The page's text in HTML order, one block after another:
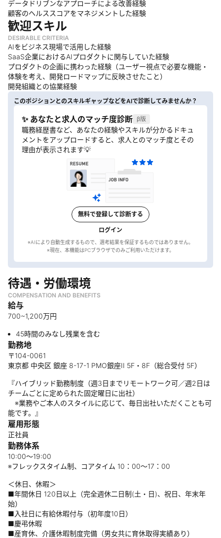
データドリブンなアプローチによる改善経験
顧客のヘルススコアをマネジメントした経験
歓迎スキル
DESIRABLE CRITERIA
AIをビジネス現場で活用した経験
SaaS企業におけるAIプロダクトに関与していた経験
プロダクトの企画に携わった経験（ユーザー視点で必要な機能・
体験を考え、開発ロードマップに反映させたこと）
開発組織との協業経験
このポジションとのスキルギャップなどをAIで診断してみませんか？
✨ あなたと求人のマッチ度診断 β版
職務経歴書など、あなたの経験やスキルが分かるドキュ
メントをアップロードすると、求人とのマッチ度とその
理由が表示されます💡
無料で登録して診断する
ログイン
※AIにより自動生成するもので、選考結果を保証するものではありません。
待遇・労働環境
COMPENSATION AND BENEFITS
給与
700~1,200万円
45時間のみなし残業を含む
勤務地
〒104-0061
東京都 中央区 銀座 8-17-1 PMO銀座II 5F・8F（総合受付 5F）
『ハイブリッド勤務制度（週3日までリモートワーク可／週2日は
チームごとに定められた固定曜日に出社）
※業務やご本人のスタイルに応じて、毎日出社いただくことも可
能です。』
雇用形態
正社員
勤務体系
10:00～19:00
※フレックスタイム制、コアタイム 10：00〜17：00
＜休日、休暇＞
■年間休日 120日以上（完全週休二日制(土・日)、祝日、年末年
始）
■入社日に有給休暇付与（初年度10日）
■慶弔休暇
■産育休、介護休暇制度完備（男女共に育休取得実績あり）